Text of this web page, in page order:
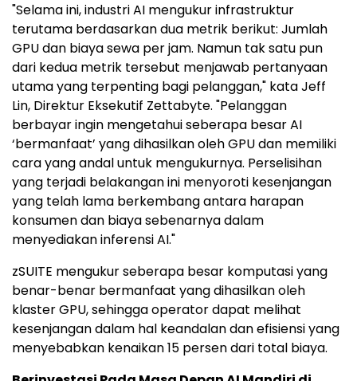
"Selama ini, industri AI mengukur infrastruktur
terutama berdasarkan dua metrik berikut: Jumlah
GPU dan biaya sewa per jam. Namun tak satu pun
dari kedua metrik tersebut menjawab pertanyaan
utama yang terpenting bagi pelanggan," kata Jeff
Lin, Direktur Eksekutif Zettabyte. "Pelanggan
berbayar ingin mengetahui seberapa besar AI
‘bermanfaat’ yang dihasilkan oleh GPU dan memiliki
cara yang andal untuk mengukurnya. Perselisihan
yang terjadi belakangan ini menyoroti kesenjangan
yang telah lama berkembang antara harapan
konsumen dan biaya sebenarnya dalam
menyediakan inferensi AI."
zSUITE mengukur seberapa besar komputasi yang
benar-benar bermanfaat yang dihasilkan oleh
klaster GPU, sehingga operator dapat melihat
kesenjangan dalam hal keandalan dan efisiensi yang
menyebabkan kenaikan 15 persen dari total biaya.